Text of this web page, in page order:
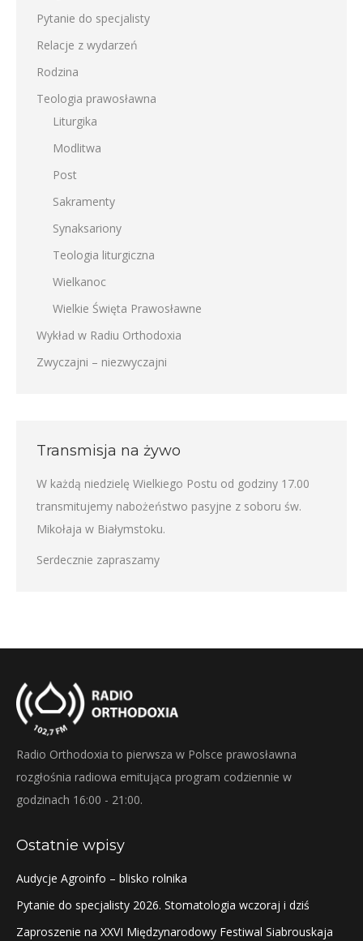
Pytanie do specjalisty
Relacje z wydarzeń
Rodzina
Teologia prawosławna
Liturgika
Modlitwa
Post
Sakramenty
Synaksariony
Teologia liturgiczna
Wielkanoc
Wielkie Święta Prawosławne
Wykład w Radiu Orthodoxia
Zwyczajni – niezwyczajni
Transmisja na żywo
W każdą niedzielę Wielkiego Postu od godziny 17.00
transmitujemy nabożeństwo pasyjne z soboru św.
Mikołaja w Białymstoku.
Serdecznie zapraszamy
Radio Orthodoxia to pierwsza w Polsce prawosławna
rozgłośnia radiowa emitująca program codziennie w
godzinach 16:00 - 21:00.
Ostatnie wpisy
Audycje Agroinfo – blisko rolnika
Pytanie do specjalisty 2026. Stomatologia wczoraj i dziś
Zaproszenie na XXVI Międzynarodowy Festiwal Siabrouskaja